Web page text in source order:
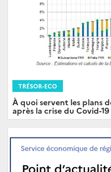
TRÉSOR-ECO
À quoi servent les plans
après la crise du Covid-19